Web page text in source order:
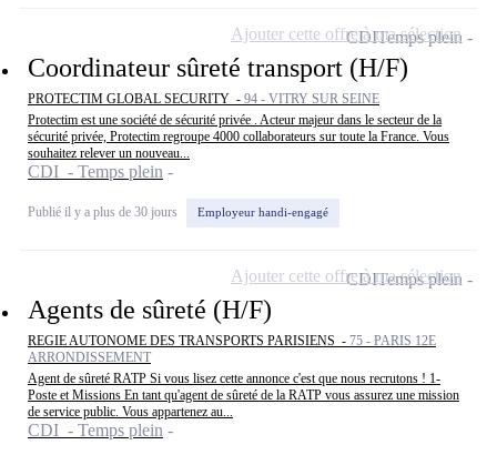
Coordinateur sûreté transport (H/F)
PROTECTIM GLOBAL SECURITY - 94 - VITRY SUR SEINE
Protectim est une société de sécurité privée . Acteur majeur dans le secteur de la
sécurité privée, Protectim regroupe 4000 collaborateurs sur toute la France. Vous
souhaitez relever un nouveau...
CDI - Temps plein
Publié il y a plus de 30 jours Employeur handi-engagé
CDITemps plein
Ajouter cette offre à ma sélection
Agents de sûreté (H/F)
REGIE AUTONOME DES TRANSPORTS PARISIENS - 75 - PARIS 12E
ARRONDISSEMENT
Agent de sûreté RATP Si vous lisez cette annonce c'est que nous recrutons ! 1-
Poste et Missions En tant qu'agent de sûreté de la RATP vous assurez une mission
de service public. Vous appartenez au...
CDI - Temps plein
CDITemps plein
Ajouter cette offre à ma sélection